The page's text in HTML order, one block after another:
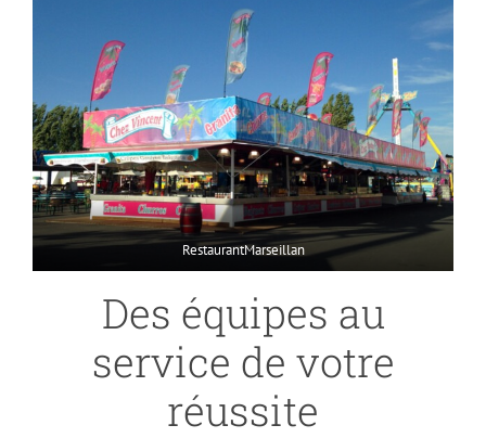
RestaurantMarseillan
Des équipes au
service de votre
réussite